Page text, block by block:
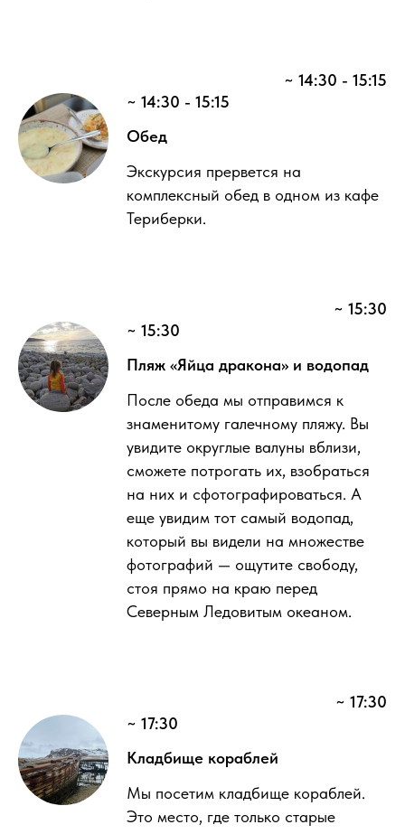
~ 14:30 - 15:15
~ 14:30 - 15:15
Обед
Экскурсия прервется на
комплексный обед в одном из кафе
Териберки.
~ 15:30
~ 15:30
Пляж «Яйца дракона» и водопад
После обеда мы отправимся к
знаменитому галечному пляжу. Вы
увидите округлые валуны вблизи,
сможете потрогать их, взобраться
на них и сфотографироваться. А
еще увидим тот самый водопад,
который вы видели на множестве
фотографий — ощутите свободу,
стоя прямо на краю перед
Северным Ледовитым океаном.
~ 17:30
~ 17:30
Кладбище кораблей
Мы посетим кладбище кораблей.
Это место, где только старые